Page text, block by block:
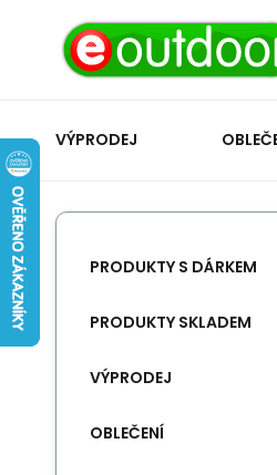
VÝPRODEJ
PRODUKTY S DÁRKEM
PRODUKTY SKLADEM
VÝPRODEJ
OBLEČENÍ